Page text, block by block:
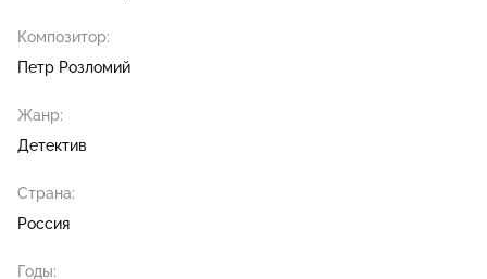
Композитор:
Петр Розломий
Жанр:
Детектив
Страна:
Россия
Годы: